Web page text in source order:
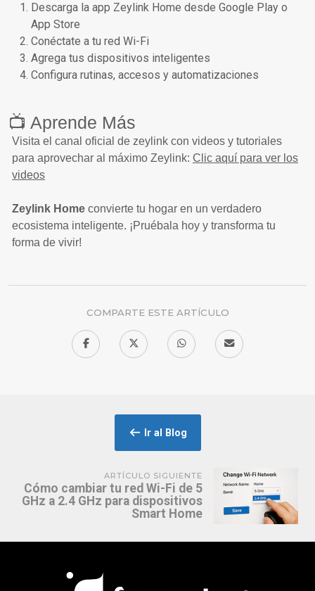
Descarga la app Zeylink Home desde Google Play o
App Store
Conéctate a tu red Wi-Fi
Agrega tus dispositivos inteligentes
Configura rutinas, accesos y automatizaciones
📺 Aprende Más
Visita el canal oficial de zeylink con videos y tutoriales
para aprovechar al máximo Zeylink: Clic aquí para ver los
videos
Zeylink Home convierte tu hogar en un verdadero
ecosistema inteligente. ¡Pruébala hoy y transforma tu
forma de vivir!
COMPARTE ESTE ARTÍCULO
Ir al Blog
ARTÍCULO SIGUIENTE
Cómo cambiar tu red Wi-Fi de 5
GHz a 2.4 GHz para dispositivos
Smart Home